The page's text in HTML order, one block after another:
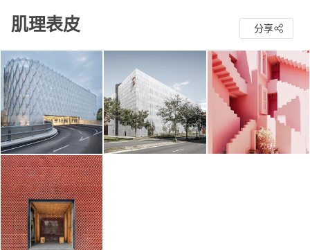
肌理表皮 分享